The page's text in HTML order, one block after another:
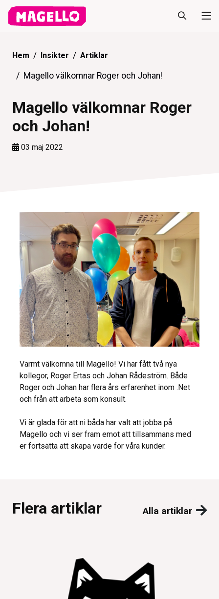
Hem Insikter Artiklar
Magello välkomnar Roger och Johan!
Magello välkomnar Roger
och Johan!
03 maj 2022
Varmt välkomna till Magello! Vi har fått två nya
kollegor, Roger Ertas och Johan Rådeström. Både
Roger och Johan har flera års erfarenhet inom .Net
och från att arbeta som konsult.
Vi är glada för att ni båda har valt att jobba på
Magello och vi ser fram emot att tillsammans med
er fortsätta att skapa värde för våra kunder.
Flera artiklar Alla artiklar